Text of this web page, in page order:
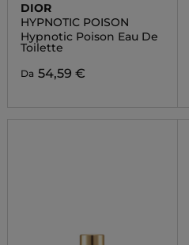
DIOR
HYPNOTIC POISON
Hypnotic Poison Eau De
Toilette
Da 54,59 €